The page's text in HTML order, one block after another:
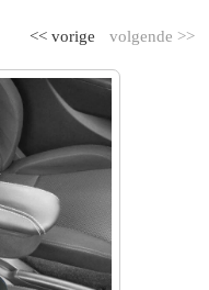
volgende >>
<< vorige